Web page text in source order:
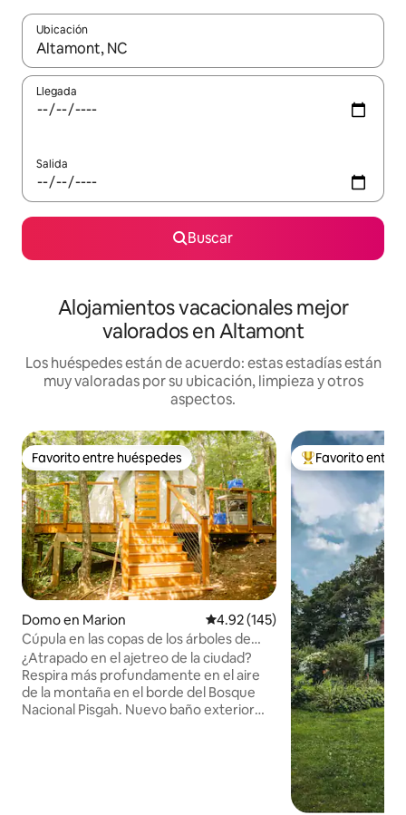
Ubicación
Cuando los resultados estén disponibles, navega con las
Llegada
Salida
Buscar
Alojamientos vacacionales mejor
valorados en Altamont
Los huéspedes están de acuerdo: estas estadías están
muy valoradas por su ubicación, limpieza y otros
aspectos.
Favorito entre huéspedes
Favorito entre huéspedes
Domo en Marion Calificación promedio: 4.92 de
4.92 (145)
Cúpula en las copas de los árboles de
abril • Vistas a Blue Ridge, cascada
¿Atrapado en el ajetreo de la ciudad?
Respira más profundamente en el aire
de la montaña en el borde del Bosque
Nacional Pisgah. Nuevo baño exterior
Favorito entre
Favorito entre